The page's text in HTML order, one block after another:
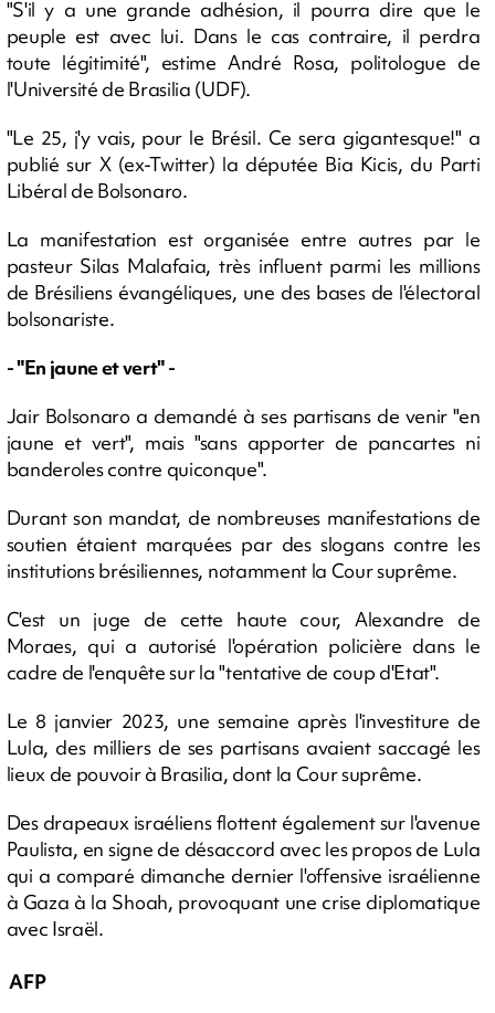
"S'il y a une grande adhésion, il pourra dire que le
peuple est avec lui. Dans le cas contraire, il perdra
toute légitimité", estime André Rosa, politologue de
l'Université de Brasilia (UDF).
"Le 25, j'y vais, pour le Brésil. Ce sera gigantesque!" a
publié sur X (ex-Twitter) la députée Bia Kicis, du Parti
Libéral de Bolsonaro.
La manifestation est organisée entre autres par le
pasteur Silas Malafaia, très influent parmi les millions
de Brésiliens évangéliques, une des bases de l'électoral
bolsonariste.
- "En jaune et vert" -
Jair Bolsonaro a demandé à ses partisans de venir "en
jaune et vert", mais "sans apporter de pancartes ni
banderoles contre quiconque".
Durant son mandat, de nombreuses manifestations de
soutien étaient marquées par des slogans contre les
institutions brésiliennes, notamment la Cour suprême.
C'est un juge de cette haute cour, Alexandre de
Moraes, qui a autorisé l'opération policière dans le
cadre de l'enquête sur la "tentative de coup d'Etat".
Le 8 janvier 2023, une semaine après l'investiture de
Lula, des milliers de ses partisans avaient saccagé les
lieux de pouvoir à Brasilia, dont la Cour suprême.
Des drapeaux israéliens flottent également sur l'avenue
Paulista, en signe de désaccord avec les propos de Lula
qui a comparé dimanche dernier l'offensive israélienne
à Gaza à la Shoah, provoquant une crise diplomatique
avec Israël.
AFP